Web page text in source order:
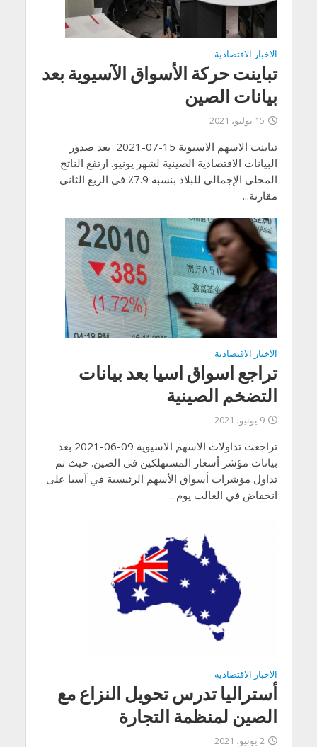
الاخبار الاقتصادية
تباينت حركة الأسواق الآسيوية بعد
بيانات الصين
15 يوليو، 2021
تباينت الاسهم الاسيوية 15-07-2021 بعد صدور
البيانات الاقتصادية الصينية لشهر يونيو. ارتفع الناتج
المحلي الإجمالي للبلاد بنسبة 7.9٪ في الربع الثاني
مقارنة...
الاخبار الاقتصادية
تراجع اسواق اسيا بعد بيانات
التضخم الصينية
9 يونيو، 2021
تراجعت تداولات الاسهم الاسيوية 09-06-2021 بعد
بيانات مؤشر أسعار المستهلكين في الصين. حيث تم
تداول مؤشرات أسواق الأسهم الرئيسية في آسيا على
انخفاض في الغالب يوم...
الاخبار الاقتصادية
أستراليا تدرس تحويل النزاع مع
الصين لمنظمة التجارة
2 يونيو، 2021